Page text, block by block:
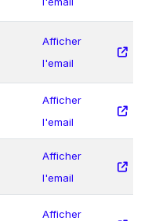
Afficher
l'email
Afficher
l'email
Afficher
l'email
Afficher